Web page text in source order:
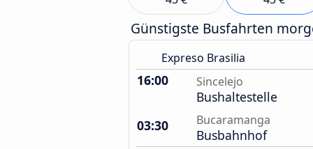
Günstigste Busfahrten
Expreso Brasilia
16:00 Sincelejo
Bushaltestelle
03:30
Bucaramanga
Busbahnhof